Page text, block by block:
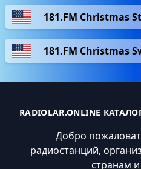
181.FM Christmas
181.FM Christmas
RADIOLAR.ONLINE
Добро
радиостанций,
странам